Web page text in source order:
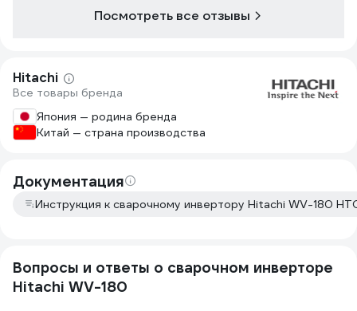
кабеля 2 и 3
байонетные
нужно
Охлаждение
Посмотреть все отзывы
Hitachi
Все товары бренда
Япония — родина бренда
Китай — страна производства
Документация
Инструкция к сварочному инвертору Hitachi WV-180
Вопросы и ответы о сварочном инверторе
Hitachi WV-180